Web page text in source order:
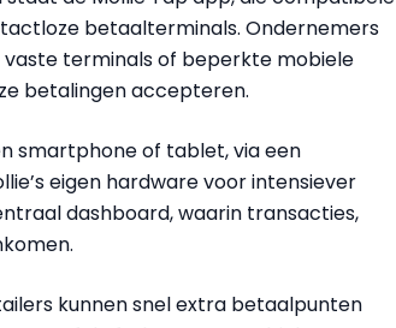
betaalterminals. Ondernemers
terminals of beperkte mobiele
betalingen accepteren.
smartphone of tablet, via een
eigen hardware voor intensiever
dashboard, waarin transacties,
kunnen snel extra betaalpunten